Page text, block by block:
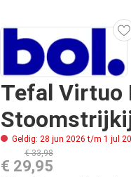
Tefal Virtuo
Geldig: 28 jun 2026 t/m 1 jul
€ 33,98
€ 29,95